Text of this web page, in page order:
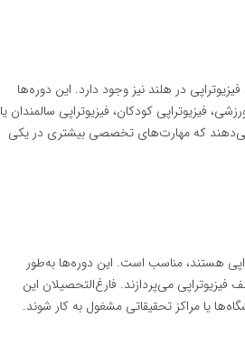
در هلند نیز وجود دارد. این دوره‌ها
ورزشی، فیزیوتراپی کودکان، فیزیوتراپی سالمندان یا
می‌دهند که مهارت‌های تخصصی بیشتری در یکی
هستند، مناسب است. این دوره‌ها به‌طور
فیزیوتراپی می‌پردازند. فارغ‌التحصیلان این
یا مراکز تحقیقاتی مشغول به کار شوند.